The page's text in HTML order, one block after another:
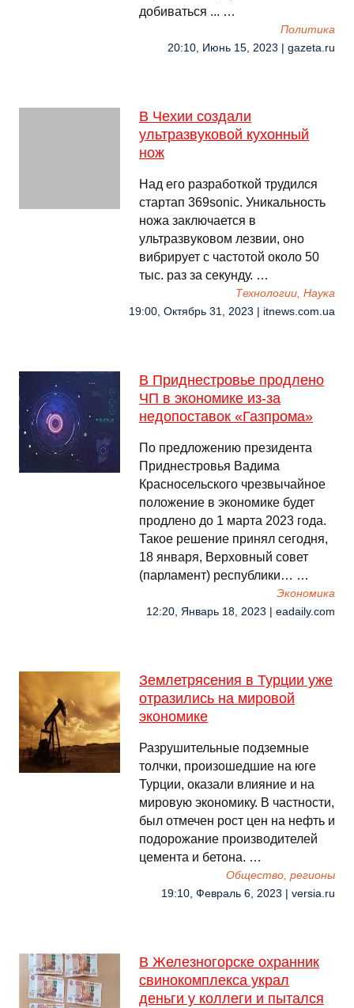
добиваться ... …
Политика
20:10, Июнь 15, 2023 | gazeta.ru
В Чехии создали
ультразвуковой кухонный
нож
Над его разработкой трудился
стартап 369sonic. Уникальность
ножа заключается в
ультразвуковом лезвии, оно
вибрирует с частотой около 50
тыс. раз за секунду. …
Технологии, Наука
19:00, Октябрь 31, 2023 | itnews.com.ua
В Приднестровье продлено
ЧП в экономике из-за
недопоставок «Газпрома»
По предложению президента
Приднестровья Вадима
Красносельского чрезвычайное
положение в экономике будет
продлено до 1 марта 2023 года.
Такое решение принял сегодня,
18 января, Верховный совет
(парламент) республики… …
Экономика
12:20, Январь 18, 2023 | eadaily.com
Землетрясения в Турции уже
отразились на мировой
экономике
Разрушительные подземные
толчки, произошедшие на юге
Турции, оказали влияние и на
мировую экономику. В частности,
был отмечен рост цен на нефть и
подорожание производителей
цемента и бетона. …
Общество, регионы
19:10, Февраль 6, 2023 | versia.ru
В Железногорске охранник
свинокомплекса украл
деньги у коллеги и пытался